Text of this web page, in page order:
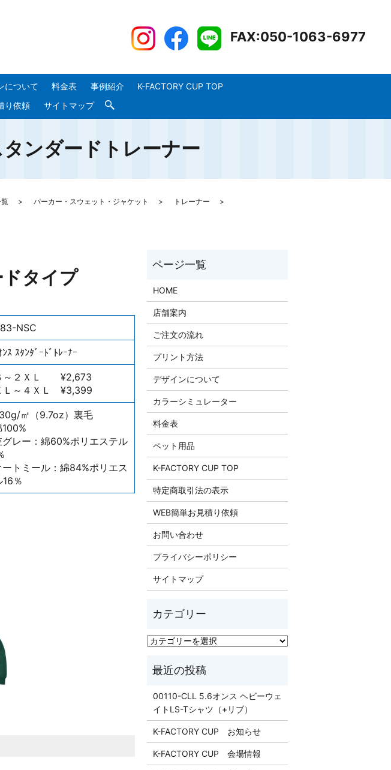
FAX:050-1063-6977
について 料金表 事例紹介
K-FACTORY CUP TOP
り依頼 サイトマップ
ンダードトレーナー
パーカー・スウェット・ジャケット
トレーナー
タイプ
NSC
ｽ ｽﾀﾝﾀﾞｰﾄﾞﾄﾚｰﾅｰ
～２ＸＬ ¥2,673
Ｌ～４ＸＬ ¥3,399
㎡（9.7oz）裏毛
レー：綿60%ポリエステル
トミール：綿84%ポリエス
16％
HOME
店舗案内
ご注文の流れ
プリント方法
デザインについて
カラーシミュレーター
料金表
ペット用品
K-FACTORY CUP TOP
特定商取引法の表示
WEB簡単お見積り依頼
お問い合わせ
プライバシーポリシー
サイトマップ
00110-CLL 5.6オンス ヘビーウェ
イトLS-Tシャツ（+リブ）
K-FACTORY CUP お知らせ
K-FACTORY CUP 会場情報